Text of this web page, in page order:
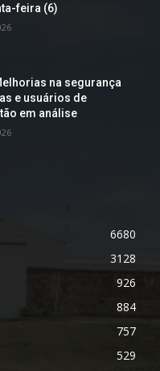
feira (6)
na segurança
e usuários de
em análise
6680
3128
926
884
757
529